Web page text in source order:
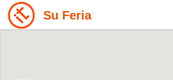
Su Feria